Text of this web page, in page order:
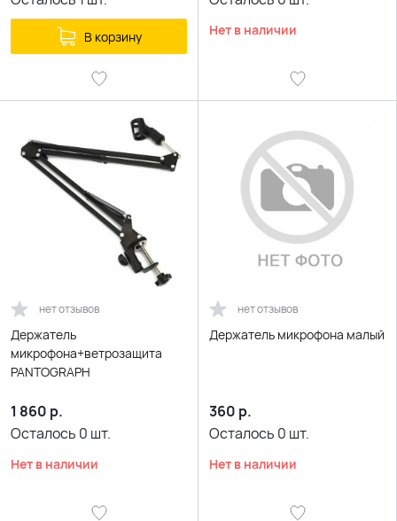
В корзину Нет в наличии
нет отзывов
Держатель
микрофона+ветрозащита
PANTOGRAPH
1 860 р.
Осталось 0 шт.
Нет в наличии
нет отзывов
Держатель микрофона малый
360 р.
Осталось 0 шт.
Нет в наличии